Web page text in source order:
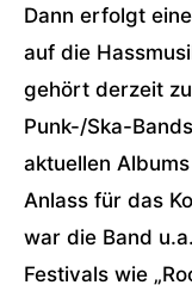
Dann erfolgt
auf die
gehört derzeit
Punk-/Ska-
aktuellen
Anlass für das
war die Band
Festivals wie